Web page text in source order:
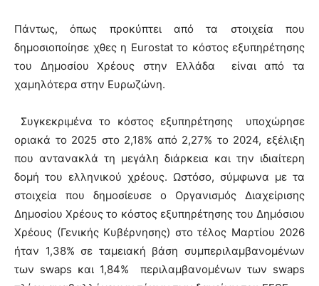
Πάντως, όπως προκύπτει από τα στοιχεία που
δημοσιοποίησε χθες η Eurostat το κόστος εξυπηρέτησης
του Δημοσίου Χρέους στην Ελλάδα είναι από τα
χαμηλότερα στην Ευρωζώνη.
Συγκεκριμένα το κόστος εξυπηρέτησης υποχώρησε
οριακά το 2025 στο 2,18% από 2,27% το 2024, εξέλιξη
που αντανακλά τη μεγάλη διάρκεια και την ιδιαίτερη
δομή του ελληνικού χρέους. Ωστόσο, σύμφωνα με τα
στοιχεία που δημοσίευσε ο Οργανισμός Διαχείρισης
Δημοσίου Χρέους το κόστος εξυπηρέτησης του Δημόσιου
Χρέους (Γενικής Κυβέρνησης) στο τέλος Μαρτίου 2026
ήταν 1,38% σε ταμειακή βάση συμπεριλαμβανομένων
των swaps και 1,84% περιλαμβανομένων των swaps